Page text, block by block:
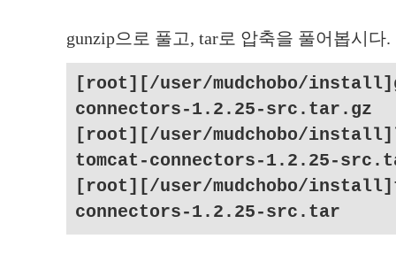
gunzip으로 풀고, tar로 압축을 풀어봅시다.
[root][/user/mudchobo/
connectors-1.2.25-src.tar.gz
[root][/user/mudchobo/
tomcat-connectors-1.2.25-
[root][/user/mudchobo/
connectors-1.2.25-src.tar